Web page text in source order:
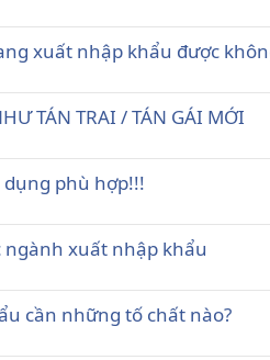
xuất nhập khẩu được
TÁN TRAI / TÁN GÁI MỚI
phù hợp!!!
ngành xuất nhập khẩu
cần những tố chất nào?